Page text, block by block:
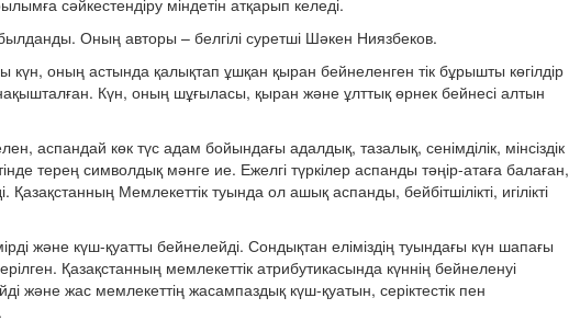
сәйкестендіру міндетін атқарып келеді.
Оның авторы – белгілі суретші Шәкен Ниязбеков.
оның астында қалықтап ұшқан қыран бейнеленген тік бұрышты көгілдір
Күн, оның шұғыласы, қыран және ұлттық өрнек бейнесі алтын
аспандай көк түс адам бойындағы адалдық, тазалық, сенімділік, мінсіздік
терең символдық мәнге ие. Ежелгі түркілер аспанды тәңір-атаға балаған,
Мемлекеттік туында ол ашық аспанды, бейбітшілікті, игілікті
және күш-қуатты бейнелейді. Сондықтан еліміздің туындағы күн шапағы
Қазақстанның мемлекеттік атрибутикасында күннің бейнеленуі
және жас мемлекеттің жасампаздық күш-қуатын, серіктестік пен